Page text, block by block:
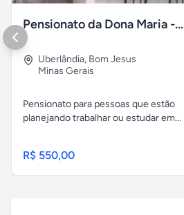
Pensionato da Dona Maria - Uberlândia/MG
Uberlândia, Bom Jesus
Minas Gerais
Pensionato para pessoas que estão
planejando trabalhar ou estudar em...
R$ 550,00